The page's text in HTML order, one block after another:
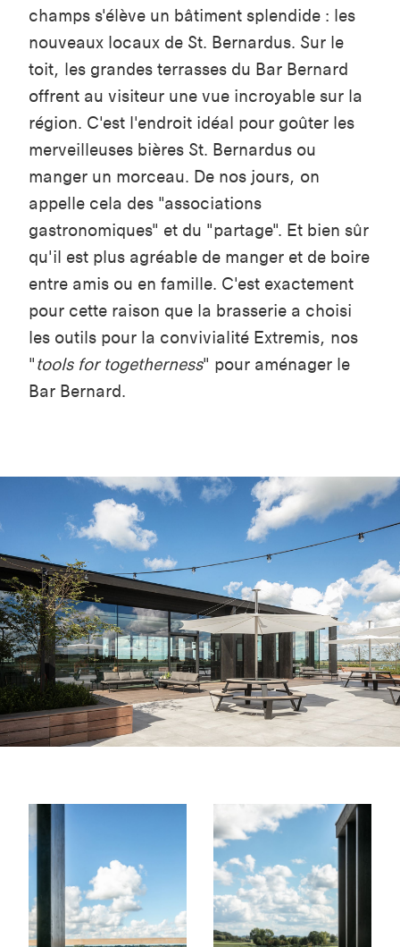
champs s'élève un bâtiment splendide : les
nouveaux locaux de St. Bernardus. Sur le
toit, les grandes terrasses du Bar Bernard
offrent au visiteur une vue incroyable sur la
région. C'est l'endroit idéal pour goûter les
merveilleuses bières St. Bernardus ou
manger un morceau. De nos jours, on
appelle cela des "associations
gastronomiques" et du "partage". Et bien sûr
qu'il est plus agréable de manger et de boire
entre amis ou en famille. C'est exactement
pour cette raison que la brasserie a choisi
les outils pour la convivialité Extremis, nos
"tools for togetherness" pour aménager le
Bar Bernard.